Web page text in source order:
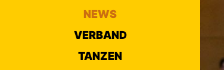
NEWS
VERBAND
TANZEN